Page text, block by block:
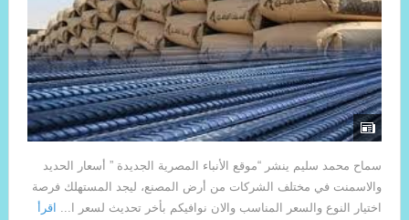
سماح محمد سليم ينشر “موقع الأنباء المصرية الجديدة ” أسعار الحديد
والاسمنت في مختلف الشركات من أرض المصنع، ليجد المستهلك فرصة
اختيار النوع والسعر المناسب والان نوافيكم بأخر تحديث لسعر ا...
اقرأ